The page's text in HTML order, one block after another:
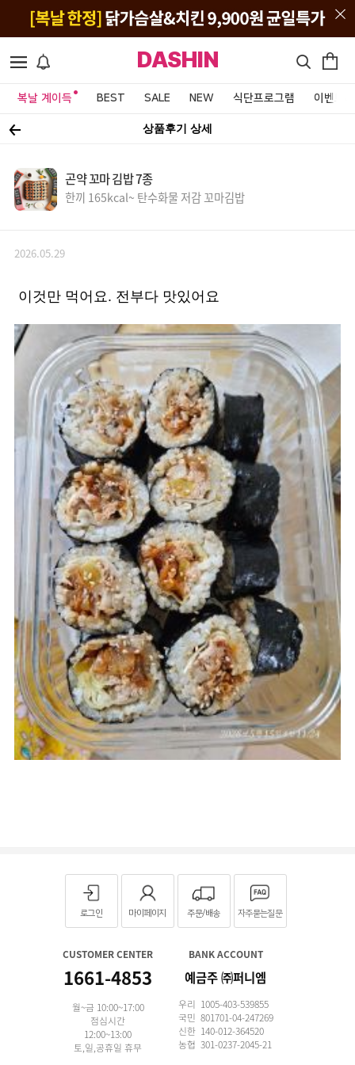
DASHIN
복날 계이득 BEST SALE NEW 식단프로그램 이벤트&
상품후기 상세
곤약 꼬마 김밥 7종
한끼 165kcal~ 탄수화물 저감 꼬마김밥
2026.05.29
이것만 먹어요. 전부다 맛있어요
로그인 마이페이지 주문/배송 자주묻는질문
CUSTOMER CENTER
1661-4853
월~금 10:00~17:00
점심시간
12:00~13:00
토,일,공휴일 휴무
BANK ACCOUNT
예금주 ㈜퍼니엠
우리 1005-403-539855
국민 801701-04-247269
신한 140-012-364520
농협 301-0237-2045-21